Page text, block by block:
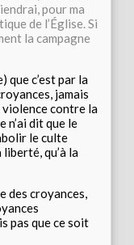
pour ma
de l’Église. Si
la campagne
que c’est par la
jamais
violence contre la
n’ai dit que le
le culte
qu’à la
des croyances,
pas que ce soit